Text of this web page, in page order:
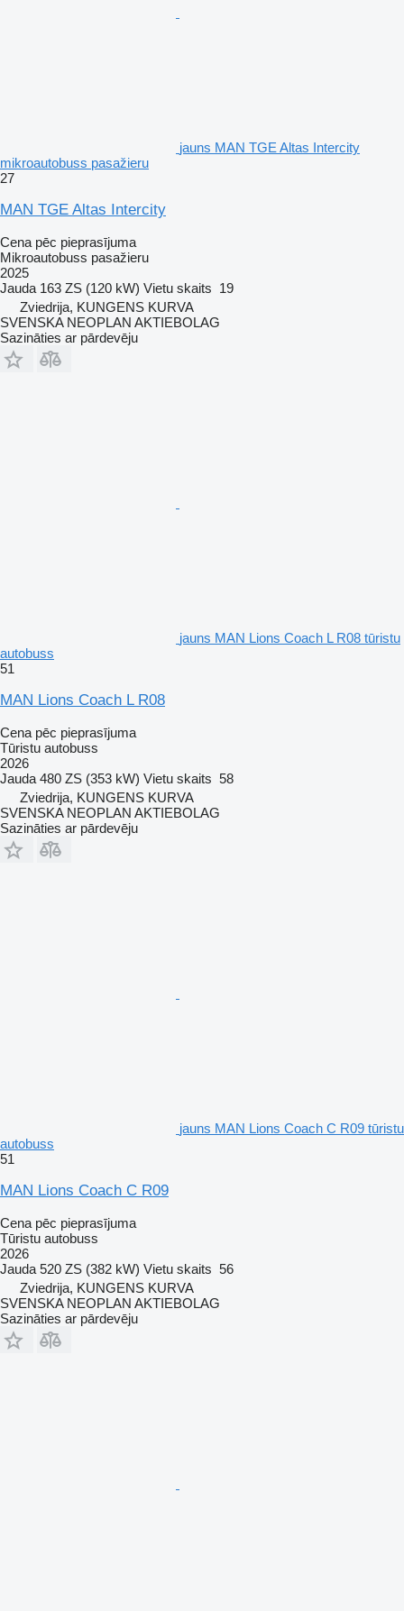
jauns MAN TGE Altas Intercity
mikroautobuss pasažieru
27
MAN TGE Altas Intercity
Cena pēc pieprasījuma
Mikroautobuss pasažieru
2025
Jauda 163 ZS (120 kW) Vietu skaits 19
Zviedrija, KUNGENS KURVA
SVENSKA NEOPLAN AKTIEBOLAG
Sazināties ar pārdevēju
jauns MAN Lions Coach L R08 tūristu
autobuss
51
MAN Lions Coach L R08
Cena pēc pieprasījuma
Tūristu autobuss
2026
Jauda 480 ZS (353 kW) Vietu skaits 58
Zviedrija, KUNGENS KURVA
SVENSKA NEOPLAN AKTIEBOLAG
Sazināties ar pārdevēju
jauns MAN Lions Coach C R09 tūristu
autobuss
51
MAN Lions Coach C R09
Cena pēc pieprasījuma
Tūristu autobuss
2026
Jauda 520 ZS (382 kW) Vietu skaits 56
Zviedrija, KUNGENS KURVA
SVENSKA NEOPLAN AKTIEBOLAG
Sazināties ar pārdevēju